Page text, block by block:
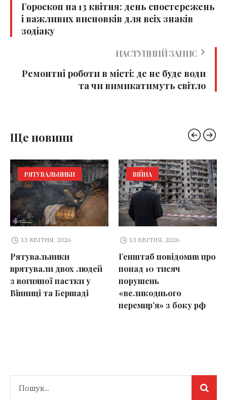
Гороскоп на 13 квітня: день спостережень
і важливих висновків для всіх знаків
зодіаку
НАСТУПНИЙ ЗАПИС
Ремонтні роботи в місті: де не буде води
та чи вимикатимуть світло
Ще новини
РЯТУВАЛЬНИКИ
13 КВІТНЯ, 2026
Рятувальники
врятували двох людей
з вогняної пастки у
Вінниці та Бершаді
ВІЙНА
13 КВІТНЯ, 2026
Генштаб повідомив про
понад 10 тисяч
порушень
«великоднього
перемир’я» з боку рф